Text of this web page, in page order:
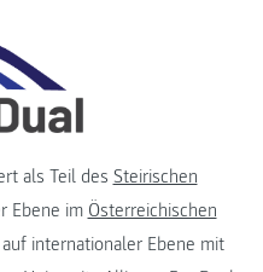
als Teil des Steirischen
Ebene im Österreichischen
internationaler Ebene mit